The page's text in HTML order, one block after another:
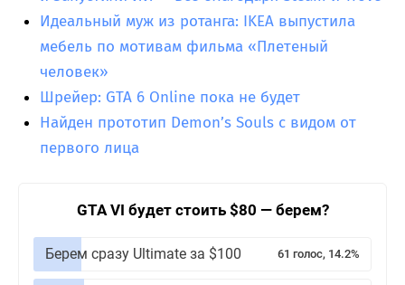
Идеальный муж из ротанга: IKEA выпустила
мебель по мотивам фильма «Плетеный
человек»
Шрейер: GTA 6 Online пока не будет
Найден прототип Demon’s Souls с видом от
первого лица
GTA VI будет стоить $80 — берем?
Берем сразу Ultimate за $100 61 голос, 14.2%